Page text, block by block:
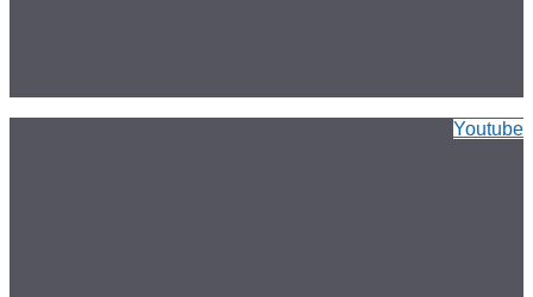
Youtube